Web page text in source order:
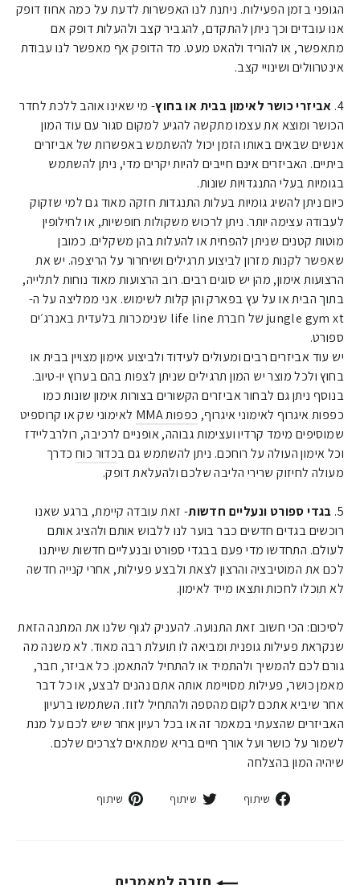
הגופני בזמן הפעילות. ניתנת לנו האפשרות לדעת על כמה אחוז דופק
אנו עובדים וכך ניתן להתקדם, להגביר קצב ולהעלות דופק אם
מתאפשר, או להוריד ולהאט מעט. מד הדופק אף מאפשר לנו עבודת
אינטרוולים ושינויי קצב.
4. אביזרי כושר לאימון בבית או בחוץ- מי שאינו אוהב ללכת לחדר
הכושר ומוצא את עצמו מתקשה להגיע למקום סגור עם עוד המון
אנשים שבאים באותו הזמן יכול להשתמש באפשרות של אביזרים
ביתיים. האביזרים אינם חייבים להיות יקרים מדי, ניתן להשתמש
בגומיות בעלי התנגדויות שונות.
כיום ניתן להשיג גומיות בעלות התנגדות חזקה מאוד גם למי שזקוק
לעבודה עצימה יותר. ניתן לרכוש משקולות חופשיות, או לחילופין
מוטות קטנים שניתן להפחית או להעלות בהן משקלים. כמובן
שאפשר לקנות מזרון לביצוע תרגילים ושיחרור על הריצפה. יש את
הרצועות אימון, מהן יש סוגים רבים. רוב הרצועות מאוד נוחות לתלייה,
בתוך הבית או על עץ בפארק והן קלות לשימוש. אני ממליצה על ה-
jungle gym xt של חברת life line שנימכרות בלעדית באנרג׳ים
ספורט.
יש עוד אביזרים רבים ומעולים לעידוד ולביצוע אימון מצויין בבית או
בחוץ ולכל מוצר יש המון תרגילים שניתן לצפות בהם בערוץ יו-טיוב.
בנוסף ניתן גם לבחור אביזרים הקשורים בצורות אימון שונות כמו
כפפות איגרוף לאימוני איגרוף, כפפות MMA
לאימוני שק או קרוספיט
שמוסיפים מימד קרדיו ועצימות גבוהה, אופניים לרכיבה, רולרבליידז
וכל אימון העולה על רוחכם. ניתן להשתמש גם בכדור כוח כדרך
מעולה לחיזוק שרירי הליבה שלכם ולהעלאת דופק.
5. בגדי ספורט ונעליים חדשות- זאת עובדה קיימת, ברגע שאנו
רוכשים בגדים חדשים כבר בוער לנו ללבוש אותם ולהציג אותם
לעולם. התחדשו מדי פעם בבגדי ספורט ובנעליים חדשות שייתנו
לכם את המוטיבציה והרצון לצאת ולבצע פעילות, אחרי קנייה חדשה
לא תוכלו לחכות ותצאו מייד לאימון.
לסיכום: הכי חשוב זאת התנועה. להעניק לגוף שלנו את המתנה הזאת
שנקראת פעילות גופנית ומביאה לו תועלת רבה מאוד. לא משנה מה
גורם לכם להמשיך ולהתמיד או להתחיל להתאמן. כל אביזר, חבר,
מאמן כושר, פעילות מסויימת אותה אתם נהנים לבצע, או כל דבר
אחר שיביא אתכם לקום מהספה ולהתחיל לזוז. השתמשו ברעיון
האביזרים שהצעתי במאמר זה או בכל רעיון אחר שיש לכם על מנת
לשמור על כושר ועל אורך חיים בריא שמתאים לצרכים שלכם.
שיהיה המון בהצלחה
שיתוף פייסבוקשיתוף טוויטר שיתוף